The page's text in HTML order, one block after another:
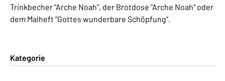
Trinkbecher "Arche Noah", der Brotdose "Arche Noah" oder
dem Malheft "Gottes wunderbare Schöpfung".
Kategorie